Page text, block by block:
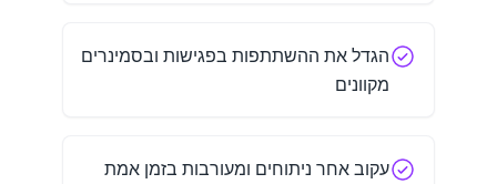
הגדל את ההשתתפות בפגישות ובסמינרים
מקוונים
עקוב אחר ניתוחים ומעורבות בזמן אמת